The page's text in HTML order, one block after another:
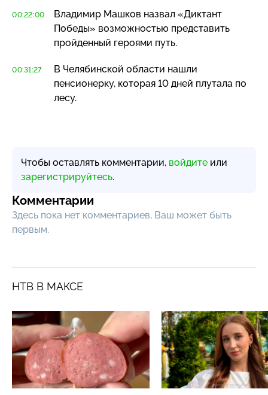
00:22:00
Владимир Машков назвал «Диктант
Победы» возможностью представить
пройденный героями путь.
00:31:27
В Челябинской области нашли
пенсионерку, которая 10 дней плутала по
лесу.
Чтобы оставлять комментарии, войдите или
зарегистрируйтесь.
Комментарии
Здесь пока нет комментариев, Ваш может быть
первым.
НТВ В МАКСЕ